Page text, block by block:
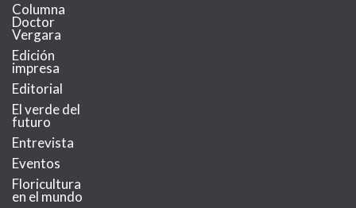
Columna
Doctor
Vergara
Edición
impresa
Editorial
El verde del
futuro
Entrevista
Eventos
Floricultura
en el mundo